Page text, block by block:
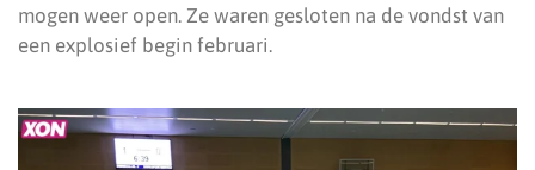
mogen weer open. Ze waren gesloten na de vondst van
een explosief begin februari.